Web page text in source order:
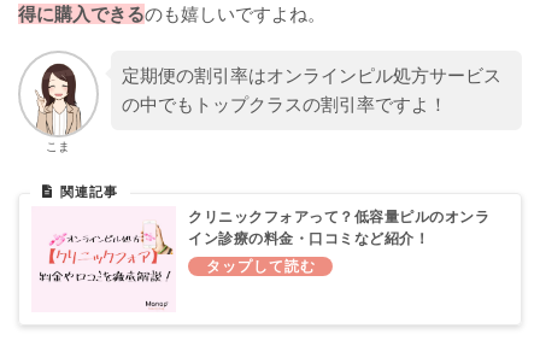
得に購入できるのも嬉しいですよね。
こま
定期便の割引率はオンラインピル処方サービス
の中でもトップクラスの割引率ですよ！
クリニックフォアって？低容量ピルのオンラ
イン診療の料金・口コミなど紹介！